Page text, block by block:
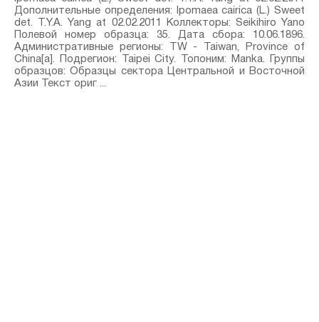
Дополнительные определения: Ipomaea cairica (L.) Sweet⁣
det. T.Y.A. Yang at 02.02.2011 Коллекторы: Seikihiro Yano
Полевой номер образца: 35. Дата сбора: 10.06.1896.
Административные регионы: TW - Taiwan, Province of
China[a]. Подрегион: Taipei City. Топоним: Manka. Группы
образцов: Образцы сектора Центральной и Восточной
Азии Текст ориг ...